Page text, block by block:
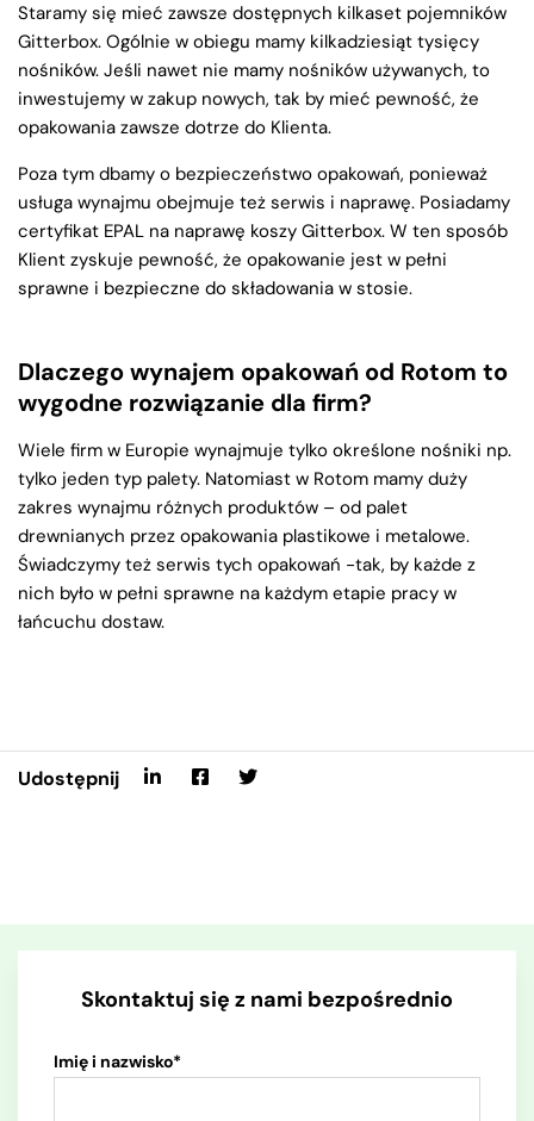
Staramy się mieć zawsze dostępnych kilkaset pojemników
Gitterbox. Ogólnie w obiegu mamy kilkadziesiąt tysięcy
nośników. Jeśli nawet nie mamy nośników używanych, to
inwestujemy w zakup nowych, tak by mieć pewność, że
opakowania zawsze dotrze do Klienta.
Poza tym dbamy o bezpieczeństwo opakowań, ponieważ
usługa wynajmu obejmuje też serwis i naprawę. Posiadamy
certyfikat EPAL na naprawę koszy Gitterbox. W ten sposób
Klient zyskuje pewność, że opakowanie jest w pełni
sprawne i bezpieczne do składowania w stosie.
Dlaczego wynajem opakowań od Rotom to
wygodne rozwiązanie dla firm?
Wiele firm w Europie wynajmuje tylko określone nośniki np.
tylko jeden typ palety. Natomiast w Rotom mamy duży
zakres wynajmu różnych produktów – od palet
drewnianych przez opakowania plastikowe i metalowe.
Świadczymy też serwis tych opakowań -tak, by każde z
nich było w pełni sprawne na każdym etapie pracy w
łańcuchu dostaw.
Udostępnij
Skontaktuj się z nami bezpośrednio
Imię i nazwisko*